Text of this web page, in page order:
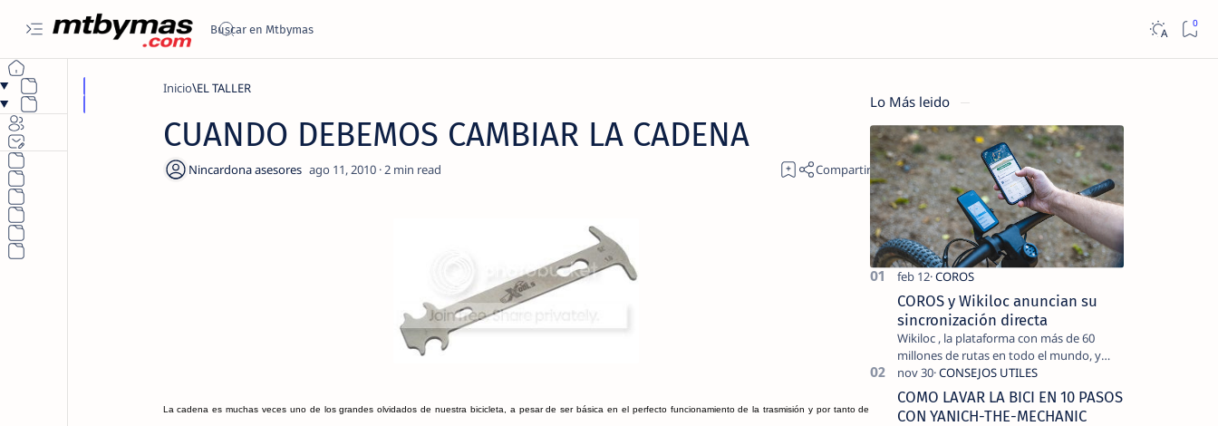
Inicio EL TALLER
CUANDO DEBEMOS CAMBIAR LA CADENA
2
La cadena es muchas veces uno de los grandes olvidados de nuestra bicicleta, a pesar de ser básica en el perfecto funcionamiento de la trasmisión y por tanto de
Lo Más leido
COROS y Wikiloc anuncian su
sincronización directa
Wikiloc , la plataforma con más de 60
millones de rutas en todo el mundo, y
COROS , marca de dispositivos GPS
reconocida mundialmente por su
tecnolo…
COMO LAVAR LA BICI EN 10 PASOS
CON YANICH-THE-MECHANIC